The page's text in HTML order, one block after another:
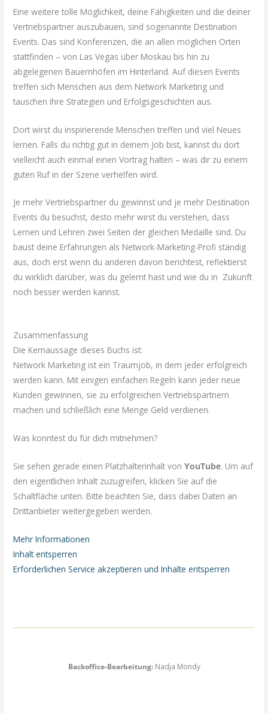
Eine weitere tolle Möglichkeit, deine Fähigkeiten und die deiner
Vertriebspartner auszubauen, sind sogenannte Destination
Events. Das sind Konferenzen, die an allen möglichen Orten
stattfinden – von Las Vegas über Moskau bis hin zu
abgelegenen Bauernhöfen im Hinterland. Auf diesen Events
treffen sich Menschen aus dem Network Marketing und
tauschen ihre Strategien und Erfolgsgeschichten aus.
Dort wirst du inspirierende Menschen treffen und viel Neues
lernen. Falls du richtig gut in deinem Job bist, kannst du dort
vielleicht auch einmal einen Vortrag halten – was dir zu einem
guten Ruf in der Szene verhelfen wird.
Je mehr Vertriebspartner du gewinnst und je mehr Destination
Events du besuchst, desto mehr wirst du verstehen, dass
Lernen und Lehren zwei Seiten der gleichen Medaille sind. Du
baust deine Erfahrungen als Network-Marketing-Profi ständig
aus, doch erst wenn du anderen davon berichtest, reflektierst
du wirklich darüber, was du gelernt hast und wie du in Zukunft
noch besser werden kannst.
Zusammenfassung
Die Kernaussage dieses Buchs ist:
Network Marketing ist ein Traumjob, in dem jeder erfolgreich
werden kann. Mit einigen einfachen Regeln kann jeder neue
Kunden gewinnen, sie zu erfolgreichen Vertriebspartnern
machen und schließlich eine Menge Geld verdienen.
Was konntest du für dich mitnehmen?
Sie sehen gerade einen Platzhalterinhalt vonYouTube. Um auf
den eigentlichen Inhalt zuzugreifen, klicken Sie auf die
Schaltfläche unten. Bitte beachten Sie, dass dabei Daten an
Drittanbieter weitergegeben werden.
Mehr Informationen
Inhalt entsperren
Erforderlichen Service akzeptieren und Inhalte entsperren
Backoffice-Bearbeitung: Nadja Mondy